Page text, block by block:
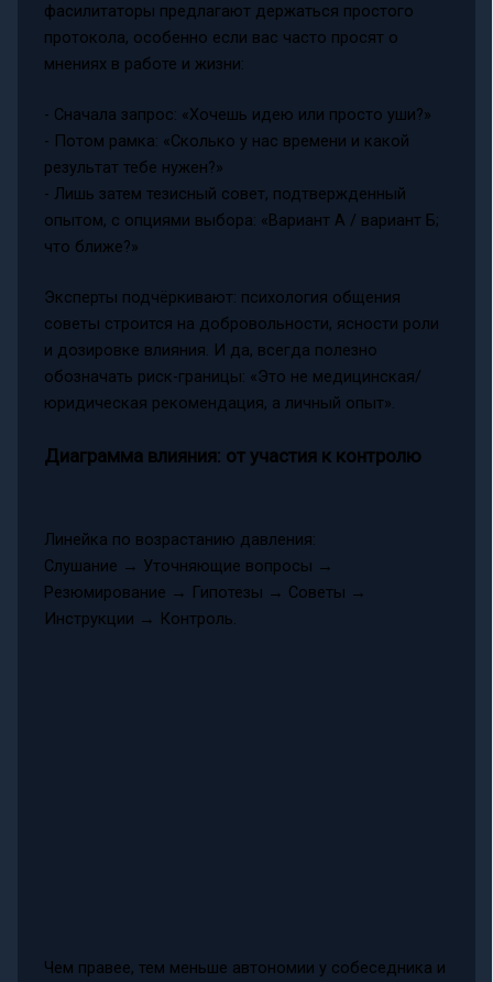
фасилитаторы предлагают держаться простого
протокола, особенно если вас часто просят о
мнениях в работе и жизни:
- Сначала запрос: «Хочешь идею или просто уши?»
- Потом рамка: «Сколько у нас времени и какой
результат тебе нужен?»
- Лишь затем тезисный совет, подтвержденный
опытом, с опциями выбора: «Вариант А / вариант Б;
что ближе?»
Эксперты подчёркивают: психология общения
советы строится на добровольности, ясности роли
и дозировке влияния. И да, всегда полезно
обозначать риск-границы: «Это не медицинская/
юридическая рекомендация, а личный опыт».
Диаграмма влияния: от участия к контролю
Линейка по возрастанию давления:
Слушание → Уточняющие вопросы →
Резюмирование → Гипотезы → Советы →
Инструкции → Контроль.
Чем правее, тем меньше автономии у собеседника и